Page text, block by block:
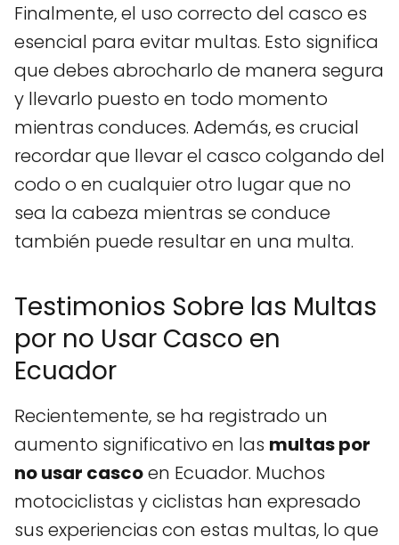
Finalmente, el uso correcto del casco es
esencial para evitar multas. Esto significa
que debes abrocharlo de manera segura
y llevarlo puesto en todo momento
mientras conduces. Además, es crucial
recordar que llevar el casco colgando del
codo o en cualquier otro lugar que no
sea la cabeza mientras se conduce
también puede resultar en una multa.
Testimonios Sobre las Multas
por no Usar Casco en
Ecuador
Recientemente, se ha registrado un
aumento significativo en las multas por
no usar cascoen Ecuador. Muchos
motociclistas y ciclistas han expresado
sus experiencias con estas multas, lo que